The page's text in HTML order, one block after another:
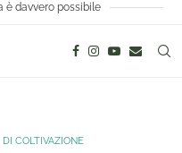
è davvero possibile
COLTIVAZIONE